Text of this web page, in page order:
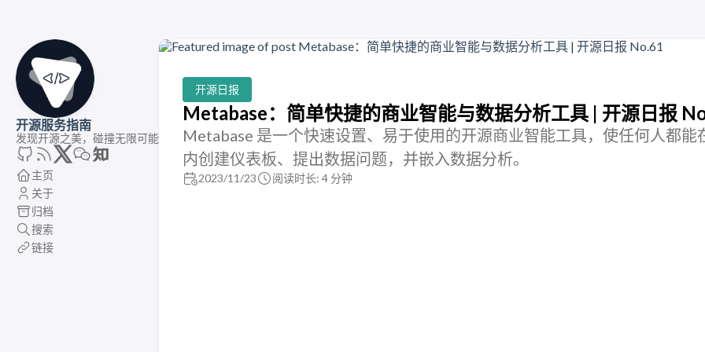
开源服务指南
发现开源之美，碰撞无限可能
主页
关于
归档
搜索
链接
开源日报
Metabase：简单快捷的商业智能与数据分析工具 | 开源日报
Metabase 是一个快速设置、易于使用的开源商业智能工具，使任何人都能
内创建仪表板、提出数据问题，并嵌入数据分析。
2023/11/23 阅读时长: 4 分钟